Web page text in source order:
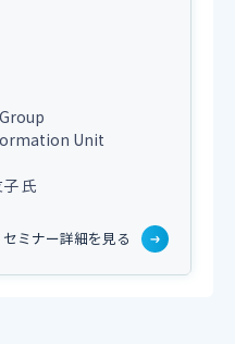
Unit
氏
セミナー詳細を見る